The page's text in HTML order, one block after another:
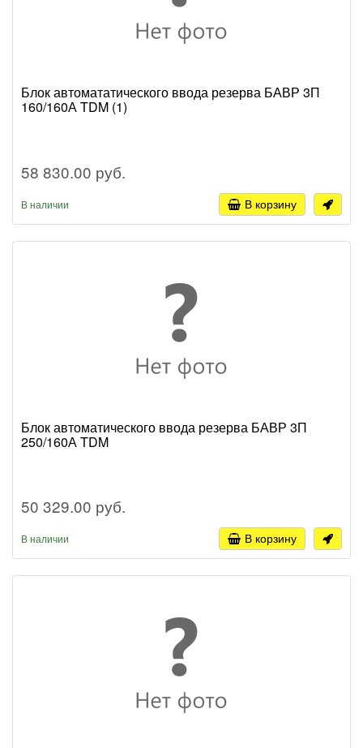
Блок автомататического ввода резерва БАВР 3П
160/160А TDM (1)
58 830.00 руб.
В наличии В корзину
Блок автоматического ввода резерва БАВР 3П
250/160А TDM
50 329.00 руб.
В наличии В корзину